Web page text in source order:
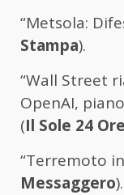
“Metsola:
Stampa).
“Wall Street
OpenAI,
(Il Sole 24 Ore
“Terremoto
Messaggero).